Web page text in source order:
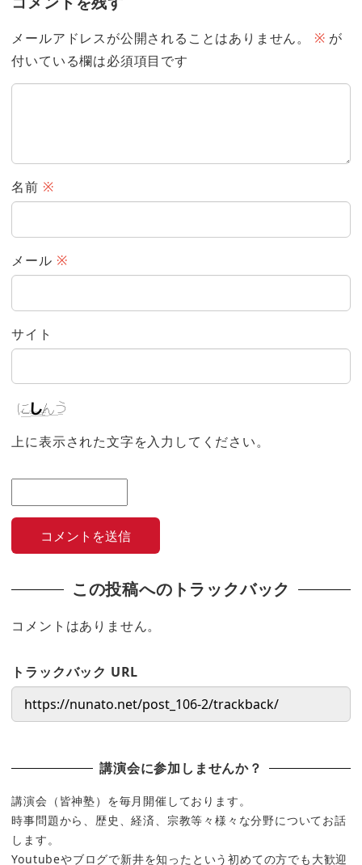
メールアドレスが公開されることはありません。 ※ が
付いている欄は必須項目です
名前 ※
メール ※
サイト
上に表示された文字を入力してください。
この投稿へのトラックバック
コメントはありません。
トラックバック URL
講演会に参加しませんか？
講演会（皆神塾）を毎月開催しております。
時事問題から、歴史、経済、宗教等々様々な分野についてお話
します。
Youtubeやブログで新井を知ったという初めての方でも大歓迎